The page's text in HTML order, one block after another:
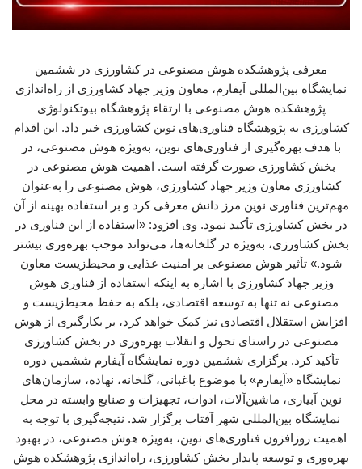
معرفی پژوهشکده هوش مصنوعی در کشاورزی در ششمین
نمایشگاه بین‌المللی آیفارم، معاون وزیر جهاد کشاورزی از راه‌اندازی
پژوهشکده هوش مصنوعی با ارتقاء پژوهشگاه بیوتکنولوژی
کشاورزی به پژوهشگاه فناوری‌های نوین کشاورزی خبر داد. این اقدام
با هدف بهره‌گیری از فناوری‌های نوین، به‌ویژه هوش مصنوعی، در
بخش کشاورزی صورت گرفته است. اهمیت هوش مصنوعی در
کشاورزی معاون وزیر جهاد کشاورزی، هوش مصنوعی را به‌عنوان
مهم‌ترین فناوری نوین مرز دانش معرفی کرد و بر استفاده بهینه از آن
در بخش کشاورزی تأکید نمود. وی افزود: «استفاده از این فناوری در
بخش کشاورزی، به‌ویژه در گلخانه‌ها، می‌تواند موجب بهره‌وری بیشتر
شود.» تأثیر هوش مصنوعی بر امنیت غذایی و محیط‌زیست معاون
وزیر جهاد کشاورزی با اشاره به اینکه استفاده از فناوری هوش
مصنوعی نه تنها به توسعه اقتصادی، بلکه به حفظ محیط‌زیست و
افزایش استقلال اقتصادی نیز کمک خواهد کرد، بر بکارگیری از هوش
مصنوعی در راستای تحول و انقلاب بهره‌وری در بخش کشاورزی
تأکید کرد. برگزاری ششمین دوره نمایشگاه آیفارم ششمین دوره
نمایشگاه «آیفارم» با موضوع باغبانی، گلخانه، نهاده، سازمان‌های
نوین آبیاری، ماشین‌آلات، ادوات، تجهیزات و صنایع وابسته در محل
نمایشگاه بین‌المللی شهر آفتاب برگزار شد. نتیجه‌گیری با توجه به
اهمیت روزافزون فناوری‌های نوین، به‌ویژه هوش مصنوعی، در بهبود
بهره‌وری و توسعه پایدار بخش کشاورزی، راه‌اندازی پژوهشکده هوش